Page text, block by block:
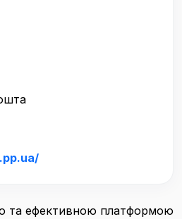
та ефективною платформою